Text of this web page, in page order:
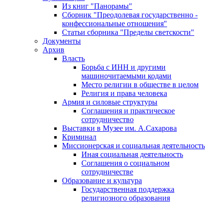
Из книг "Панорамы"
Сборник "Преодолевая государственно -
конфессиональные отношения"
Статьи сборника "Пределы светскости"
Документы
Архив
Власть
Борьба с ИНН и другими
машиночитаемыми кодами
Место религии в обществе в целом
Религия и права человека
Армия и силовые структуры
Соглашения и практическое
сотрудничество
Выставки в Музее им. А.Сахарова
Криминал
Миссионерская и социальная деятельность
Иная социальная деятельность
Соглашения о социальном
сотрудничестве
Образование и культура
Государственная поддержка
религиозного образования